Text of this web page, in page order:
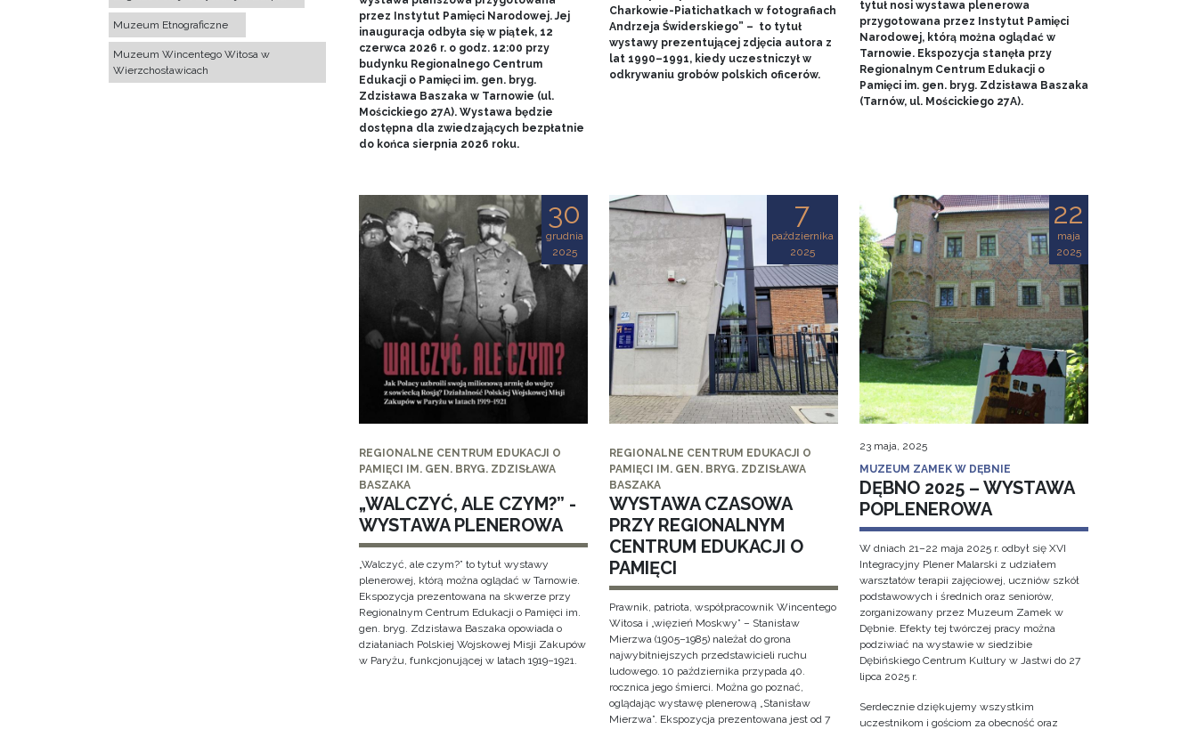
Muzeum Etnograficzne
Muzeum Wincentego Witosa w
Wierzchosławicach
przez Instytut Pamięci Narodowej. Jej
inauguracja odbyła się w piątek, 12
czerwca 2026 r. o godz. 12:00 przy
budynku Regionalnego Centrum
Edukacji o Pamięci im. gen. bryg.
Zdzisława Baszaka w Tarnowie (ul.
Mościckiego 27A). Wystawa będzie
dostępna dla zwiedzających bezpłatnie
do końca sierpnia 2026 roku.
Charkowie-Piatichatkach w fotografiach
Andrzeja Świderskiego” – to tytuł
wystawy prezentującej zdjęcia autora z
lat 1990–1991, kiedy uczestniczył w
odkrywaniu grobów polskich oficerów.
tytuł nosi wystawa plenerowa
przygotowana przez Instytut Pamięci
Narodowej, którą można oglądać w
Tarnowie. Ekspozycja stanęła przy
Regionalnym Centrum Edukacji o
Pamięci im. gen. bryg. Zdzisława Baszaka
(Tarnów, ul. Mościckiego 27A).
30
grudnia
2025
REGIONALNE CENTRUM EDUKACJI O
PAMIĘCI IM. GEN. BRYG. ZDZISŁAWA
BASZAKA
„WALCZYĆ, ALE CZYM?” -
WYSTAWA PLENEROWA
„Walczyć, ale czym?” to tytuł wystawy
plenerowej, którą można oglądać w Tarnowie.
Ekspozycja prezentowana na skwerze przy
Regionalnym Centrum Edukacji o Pamięci im.
gen. bryg. Zdzisława Baszaka opowiada o
działaniach Polskiej Wojskowej Misji Zakupów
w Paryżu, funkcjonującej w latach 1919–1921.
7
października
2025
REGIONALNE CENTRUM EDUKACJI O
PAMIĘCI IM. GEN. BRYG. ZDZISŁAWA
BASZAKA
WYSTAWA CZASOWA
PRZY REGIONALNYM
CENTRUM EDUKACJI O
PAMIĘCI
Prawnik, patriota, współpracownik Wincentego
Witosa i „więzień Moskwy” – Stanisław
Mierzwa (1905–1985) należał do grona
najwybitniejszych przedstawicieli ruchu
ludowego. 10 października przypada 40.
rocznica jego śmierci. Można go poznać,
oglądając wystawę plenerową „Stanisław
Mierzwa”. Ekspozycja prezentowana jest od 7
22
maja
2025
23 maja, 2025
MUZEUM ZAMEK W DĘBNIE
DĘBNO 2025 – WYSTAWA
POPLENEROWA
W dniach 21–22 maja 2025 r. odbył się XVI
Integracyjny Plener Malarski z udziałem
warsztatów terapii zajęciowej, uczniów szkół
podstawowych i średnich oraz seniorów,
zorganizowany przez Muzeum Zamek w
Dębnie. Efekty tej twórczej pracy można
podziwiać na wystawie w siedzibie
Dębińskiego Centrum Kultury w Jastwi do 27
lipca 2025 r.
Serdecznie dziękujemy wszystkim
uczestnikom i gościom za obecność oraz